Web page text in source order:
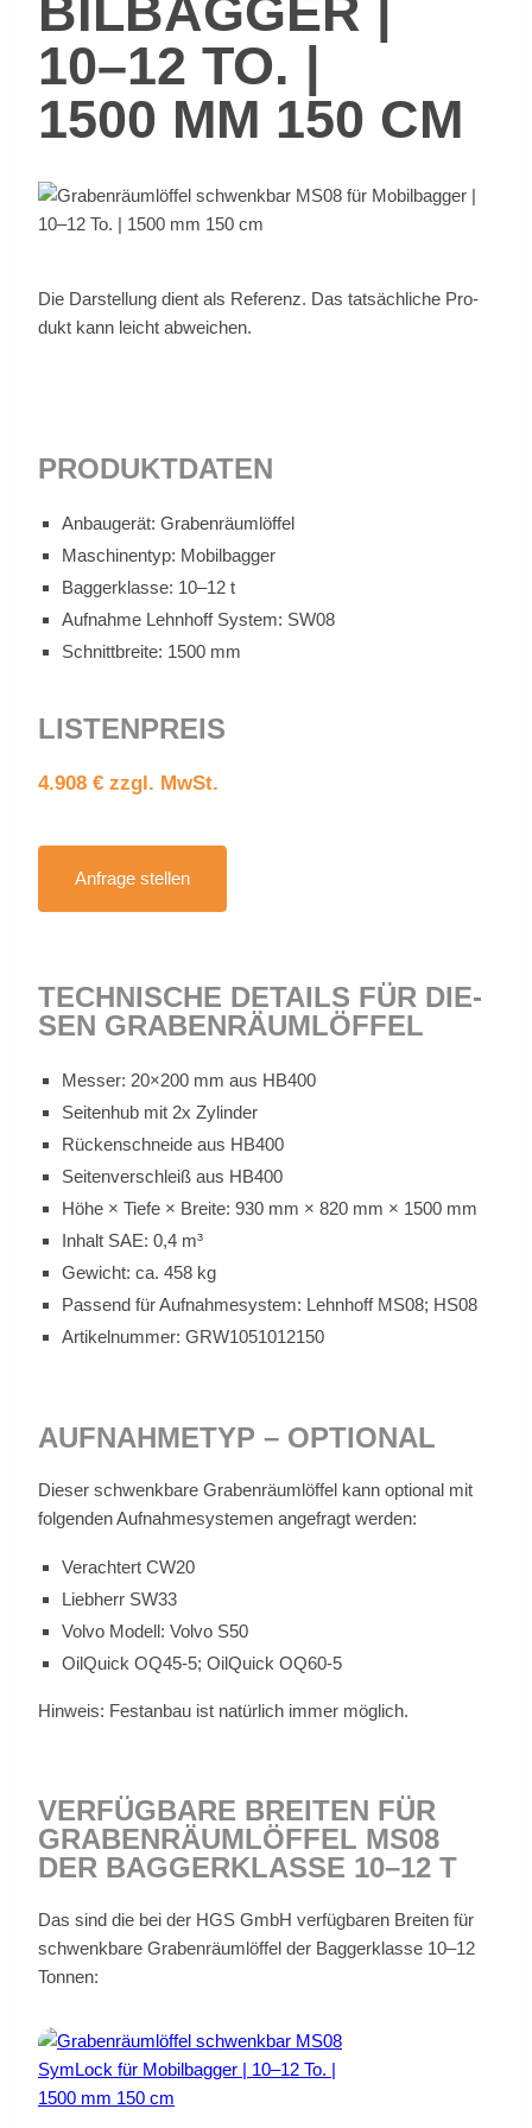
BIL­BAG­GER |
10–12 TO. |
1500 MM 150 CM
Die Dar­stel­lung dient als Re­fe­renz. Das tat­säch­li­che Pro­
dukt kann leicht ab­wei­chen.
PRO­DUKT­DA­TEN
An­bau­ge­rät: Gra­ben­räum­löf­fel
Ma­schi­nen­typ: Mo­bil­bag­ger
Bag­ger­klas­se: 10–12 t
Auf­nah­me Lehn­hoff Sys­tem: SW08
Schnitt­brei­te: 1500 mm
LIS­TEN­PREIS
4.908 € zzgl. MwSt.
An­fra­ge stel­len
TECH­NI­SCHE DE­TAILS FÜR DIE­
SEN GRA­BEN­RÄUM­LÖF­FEL
Mes­ser: 20×200 mm aus HB400
Sei­ten­hub mit 2x Zy­lin­der
Rü­cken­schnei­de aus HB400
Sei­ten­ver­schleiß aus HB400
Höhe × Tie­fe × Brei­te: 930 mm × 820 mm × 1500 mm
In­halt SAE: 0,4 m³
Ge­wicht: ca. 458 kg
Pas­send für Auf­nah­me­sys­tem: Lehn­hoff MS08; HS08
Ar­ti­kel­num­mer: GRW1051012150
AUF­NAH­ME­TYP – OP­TIO­NAL
Die­ser schwenk­bare Gra­ben­räum­löf­fel kann op­tio­nal mit
fol­gen­den Auf­nah­me­sys­te­men an­ge­fragt wer­den:
Ver­ach­tert CW20
Lieb­herr SW33
Vol­vo Mo­dell: Vol­vo S50
Oil­Quick OQ45‑5; Oil­Quick OQ60‑5
Hin­weis: Fest­an­bau ist na­tür­lich im­mer mög­lich.
VER­FÜG­BA­RE BREI­TEN FÜR
GRA­BEN­RÄUM­LÖF­FEL MS08
DER BAG­GER­KLAS­SE 10–12 T
Das sind die bei der HGS GmbH ver­füg­ba­ren Brei­ten für
schwenk­bare Gra­ben­räum­löf­fel der Bag­ger­klas­se 10–12
Ton­nen: